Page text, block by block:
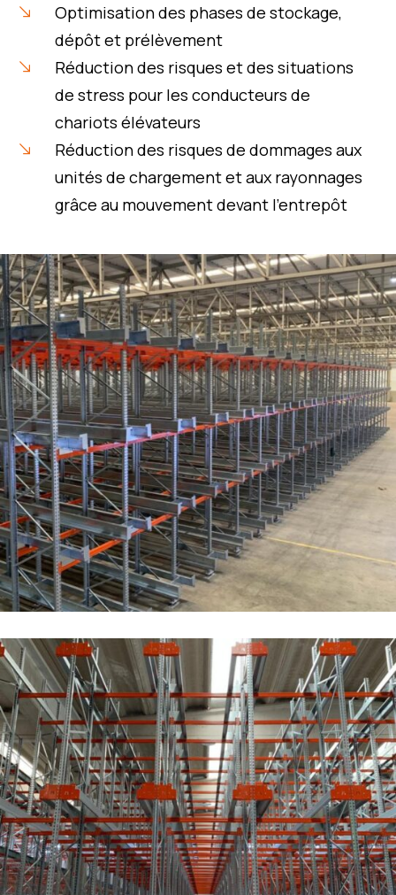
Optimisation des phases de stockage,
dépôt et prélèvement
Réduction des risques et des situations
de stress pour les conducteurs de
chariots élévateurs
Réduction des risques de dommages aux
unités de chargement et aux rayonnages
grâce au mouvement devant l’entrepôt